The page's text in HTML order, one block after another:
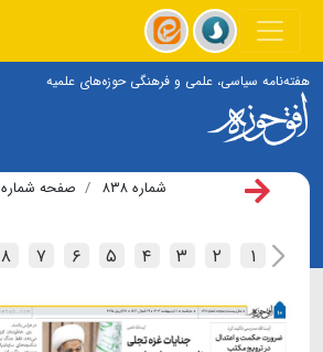
هفته‌نامه سیاسی، علمی و فرهنگی حوزه‌های علمیه
شماره ۸۳۸ صفحه شماره ۱۰
۱ ۲ ۳ ۴ ۵ ۶ ۷ ۸